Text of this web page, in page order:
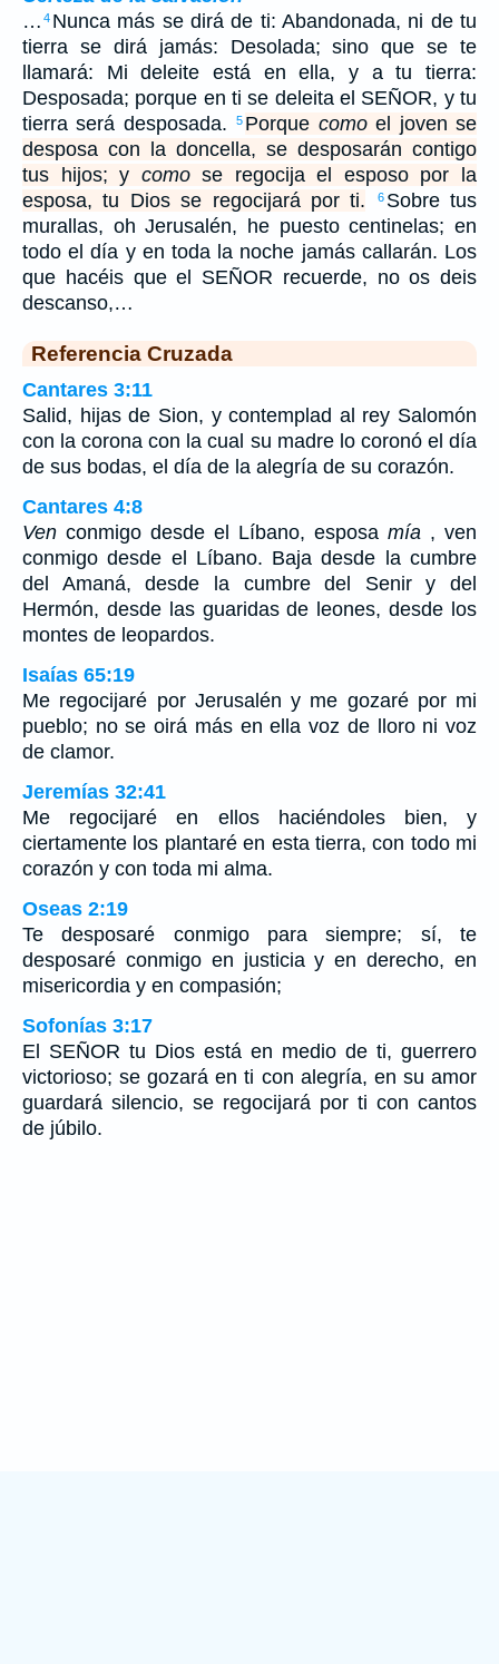
… 4 Nunca más se dirá de ti: Abandonada, ni de tu
tierra se dirá jamás: Desolada; sino que se te
llamará: Mi deleite está en ella, y a tu tierra:
Desposada; porque en ti se deleita el SEÑOR, y tu
tierra será desposada.
5 Porque comoel joven se
desposa con la doncella, se desposarán contigo
tus hijos; y comose regocija el esposo por la
esposa, tu Dios se regocijará por ti.
6 Sobre tus
murallas, oh Jerusalén, he puesto centinelas; en
todo el día y en toda la noche jamás callarán. Los
que hacéis que el SEÑOR recuerde, no os deis
descanso,…
Referencia Cruzada
Cantares 3:11
Salid, hijas de Sion, y contemplad al rey Salomón
con la corona con la cual su madre lo coronó el día
de sus bodas, el día de la alegría de su corazón.
Cantares 4:8
Ven conmigo desde el Líbano, esposa mía , ven
conmigo desde el Líbano. Baja desde la cumbre
del Amaná, desde la cumbre del Senir y del
Hermón, desde las guaridas de leones, desde los
montes de leopardos.
Isaías 65:19
Me regocijaré por Jerusalén y me gozaré por mi
pueblo; no se oirá más en ella voz de lloro ni voz
de clamor.
Jeremías 32:41
Me regocijaré en ellos haciéndoles bien, y
ciertamente los plantaré en esta tierra, con todo mi
corazón y con toda mi alma.
Oseas 2:19
Te desposaré conmigo para siempre; sí, te
desposaré conmigo en justicia y en derecho, en
misericordia y en compasión;
Sofonías 3:17
El SEÑOR tu Dios está en medio de ti, guerrero
victorioso; se gozará en ti con alegría, en su amor
guardará silencio, se regocijará por ti con cantos
de júbilo.